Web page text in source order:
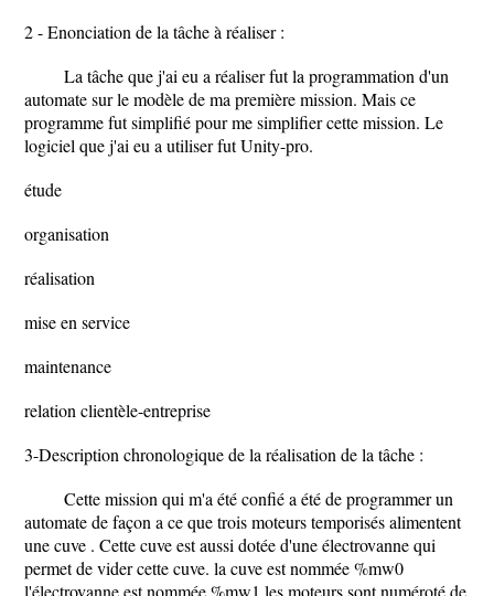
2 - Enonciation de la tâche à réaliser :
La tâche que j'ai eu a réaliser fut la programmation d'un
automate sur le modèle de ma première mission. Mais ce
programme fut simplifié pour me simplifier cette mission. Le
logiciel que j'ai eu a utiliser fut Unity-pro.
étude
organisation
réalisation
mise en service
maintenance
relation clientèle-entreprise
3-Description chronologique de la réalisation de la tâche :
Cette mission qui m'a été confié a été de programmer un
automate de façon a ce que trois moteurs temporisés alimentent
une cuve . Cette cuve est aussi dotée d'une électrovanne qui
permet de vider cette cuve. la cuve est nommée %mw0
l'électrovanne est nommée %mw1 les moteurs sont numéroté de